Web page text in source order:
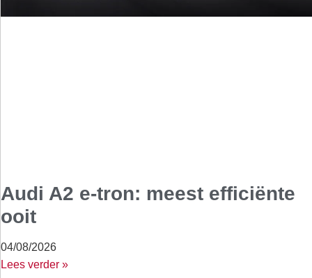
Audi A2 e-tron: meest efficiënte
ooit
04/08/2026
Lees verder »